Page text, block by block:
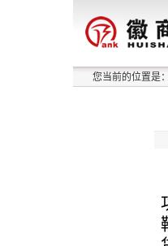
您当前的位置是：